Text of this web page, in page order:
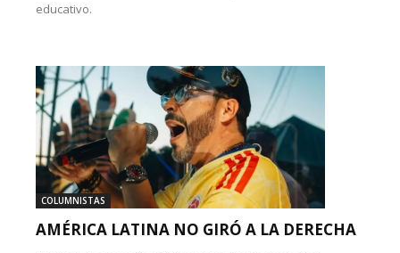
educativo.
COLUMNISTAS
AMÉRICA LATINA NO GIRÓ A LA DERECHA